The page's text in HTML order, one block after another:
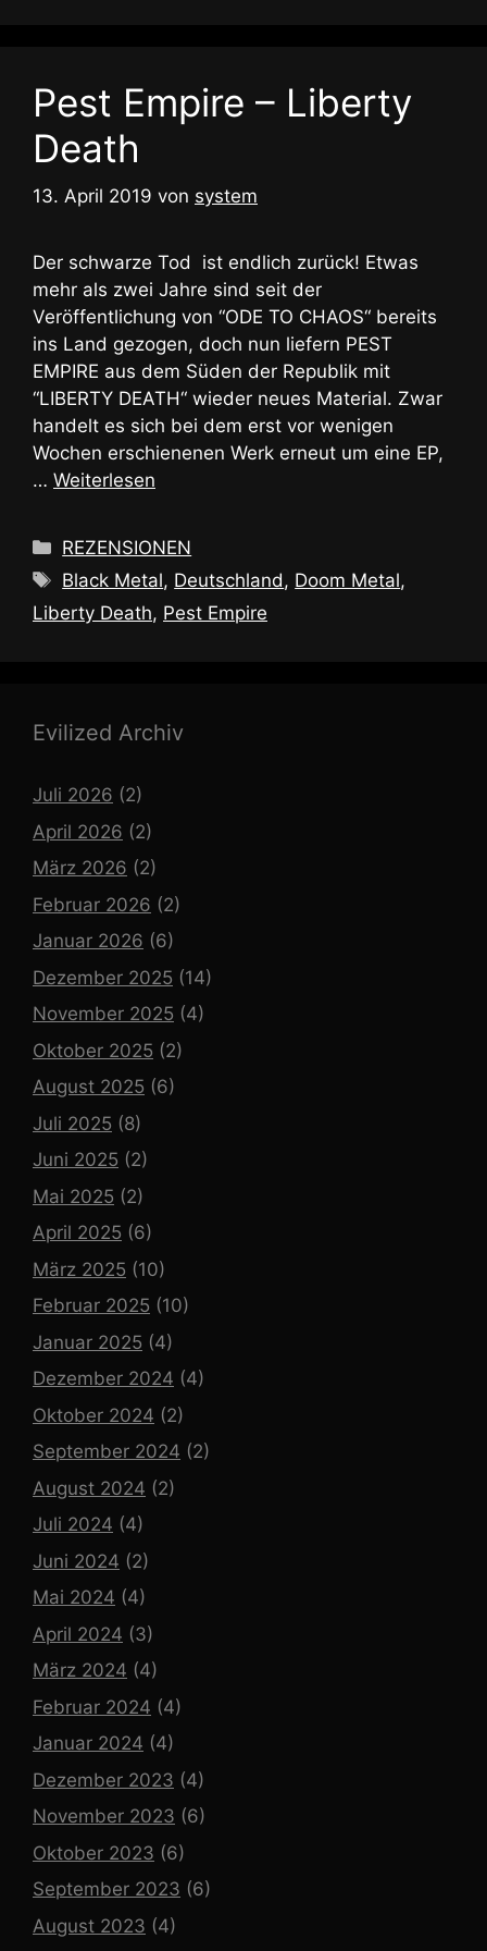
Pest Empire – Liberty
Death
13. April 2019 von system
Der schwarze Tod ist endlich zurück! Etwas
mehr als zwei Jahre sind seit der
Veröffentlichung von “ODE TO CHAOS“ bereits
ins Land gezogen, doch nun liefern PEST
EMPIRE aus dem Süden der Republik mit
“LIBERTY DEATH“ wieder neues Material. Zwar
handelt es sich bei dem erst vor wenigen
Wochen erschienenen Werk erneut um eine EP,
… Weiterlesen
Kategorien
REZENSIONEN
Schlagwörter
Black Metal, Deutschland, Doom Metal,
Liberty Death, Pest Empire
Evilized Archiv
Juli 2026 (2)
April 2026 (2)
März 2026 (2)
Februar 2026 (2)
Januar 2026 (6)
Dezember 2025 (14)
November 2025 (4)
Oktober 2025 (2)
August 2025 (6)
Juli 2025 (8)
Juni 2025 (2)
Mai 2025 (2)
April 2025 (6)
März 2025 (10)
Februar 2025 (10)
Januar 2025 (4)
Dezember 2024 (4)
Oktober 2024 (2)
September 2024 (2)
August 2024 (2)
Juli 2024 (4)
Juni 2024 (2)
Mai 2024 (4)
April 2024 (3)
März 2024 (4)
Februar 2024 (4)
Januar 2024 (4)
Dezember 2023 (4)
November 2023 (6)
Oktober 2023 (6)
September 2023 (6)
August 2023 (4)